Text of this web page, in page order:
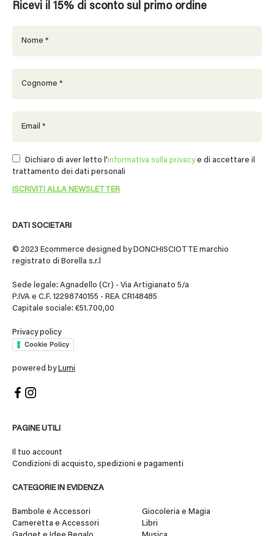
DATI SOCIETARI
© 2023 Ecommerce designed by DONCHISCIOTTE marchio
registrato di Borella s.r.l
Sede legale: Agnadello (Cr) - Via Artigianato 5/a
P.IVA e C.F. 12298740155 - REA CR148485
Capitale sociale: €51.700,00
Privacy policy
Cookie Policy
powered by Lumi
PAGINE UTILI
Il tuo account
Condizioni di acquisto, spedizioni e pagamenti
CATEGORIE IN EVIDENZA
Bambole e Accessori
Cameretta e Accessori
Giocoleria e Magia
Libri
Ricevi il 15% di sconto sul primo ordine
Dichiaro di aver letto l'informativa sulla privacye di accettare il
trattamento dei dati personali